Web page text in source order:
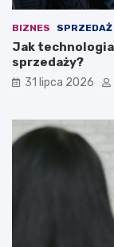
BIZNES SPRZEDAŻ
Jak
sprzedaży?
31 lipca 2026